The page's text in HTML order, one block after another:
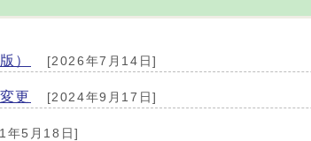
） [2026年7月14日]
更 [2024年9月17日]
年5月18日]